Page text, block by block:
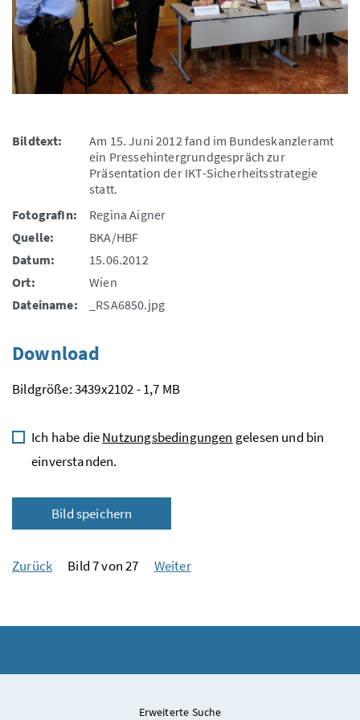
Bildtext:
Am 15. Juni 2012 fand im Bundeskanzleramt
ein Pressehintergrundgespräch zur
Präsentation der IKT-Sicherheitsstrategie
statt.
FotografIn:
Regina Aigner
Quelle:
BKA/HBF
Datum:
15.06.2012
Ort:
Wien
Dateiname:
_RSA6850.jpg
Download
Bildgröße: 3439x2102 - 1,7 MB
Ich habe dieNutzungsbedingungen gelesen und bin
einverstanden.
Bild speichern
Zurück Bild 7 von 27 Weiter
Erweiterte Suche